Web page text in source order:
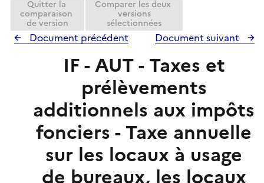
Quitter la
comparaison
de version
Comparer les deux
versions
sélectionnées
Document précédent Document suivant
IF - AUT - Taxes et
prélèvements
additionnels aux impôts
fonciers - Taxe annuelle
sur les locaux à usage
de bureaux, les locaux